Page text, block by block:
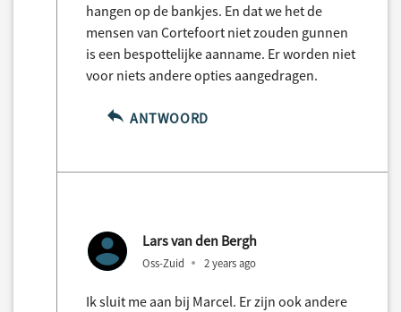
hangen op de bankjes. En dat we het de
mensen van Cortefoort niet zouden gunnen
is een bespottelijke aanname. Er worden niet
voor niets andere opties aangedragen.
ANTWOORD
Lars van den Bergh
Oss-Zuid 2 years ago
Ik sluit me aan bij Marcel. Er zijn ook andere